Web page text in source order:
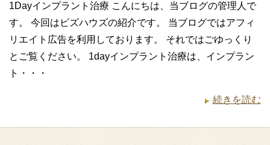
1Dayインプラント治療 こんにちは、当ブログの管理人で
す。 今回はビズハウズの紹介です。 当ブログではアフィ
リエイト広告を利用しております。 それではごゆっくり
とご覧ください。 1dayインプラント治療は、インプラン
ト・・・
続きを読む